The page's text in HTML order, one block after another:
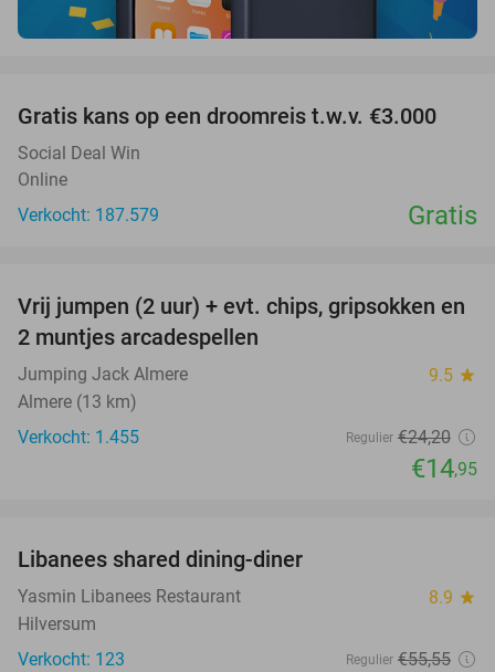
Gratis kans op een droomreis t.w.v. €3.000
Social Deal Win
Online
Verkocht: 187.579
Gratis
38%
Vrij jumpen (2 uur) + evt. chips, gripsokken en
2 muntjes arcadespellen
Jumping Jack Almere 9.5 star
Almere (13 km)
Verkocht: 1.455
Regulier €24,20
€14,95
Libanees shared dining-diner
Yasmin Libanees Restaurant 8.9 star
Hilversum
Verkocht: 123
Regulier €55,55